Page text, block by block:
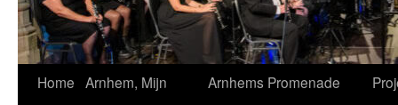
Home Arnhem, Mijn
Arnhems Promenade